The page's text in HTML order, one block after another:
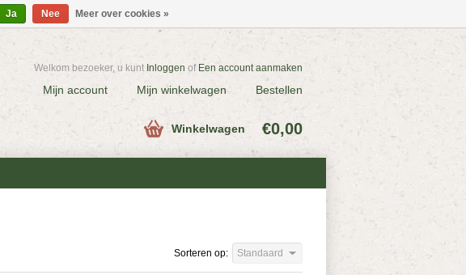
Welkom bezoeker, u kunt Inloggen of Een account aanmaken
Mijn account Mijn winkelwagen Bestellen
Winkelwagen €0,00
Sorteren op: Standaard
Ja Nee Meer over cookies »